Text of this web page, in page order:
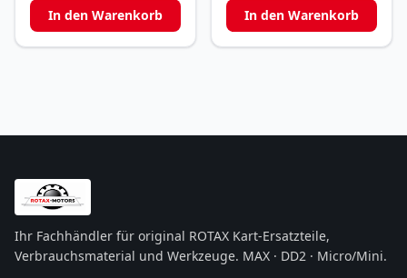
In den Warenkorb In den Warenkorb
Ihr Fachhändler für original ROTAX Kart-Ersatzteile,
Verbrauchsmaterial und Werkzeuge. MAX · DD2 · Micro/Mini.